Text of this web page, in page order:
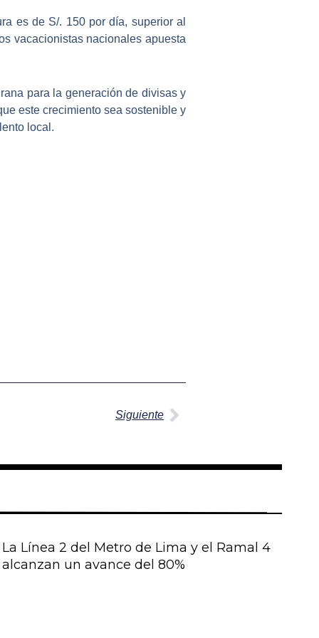
es de S/. 150 por día, superior al
vacacionistas nacionales apuesta
para la generación de divisasy
este crecimiento sea sostenible y
local.
Siguiente
La Línea 2 del Metro de Lima y el Ramal 4
alcanzan un avance del 80%